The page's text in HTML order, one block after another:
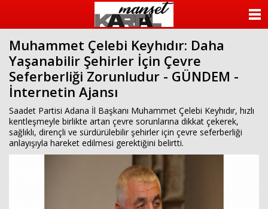
Muhammet Çelebi Keyhıdır: Daha
Yaşanabilir Şehirler İçin Çevre
Seferberliği Zorunludur - GÜNDEM -
İnternetin Ajansı
Saadet Partisi Adana İl Başkanı Muhammet Çelebi Keyhıdır, hızlı
kentleşmeyle birlikte artan çevre sorunlarına dikkat çekerek,
sağlıklı, dirençli ve sürdürülebilir şehirler için çevre seferberliği
anlayışıyla hareket edilmesi gerektiğini belirtti.
KATEGORİLER
YAZARLAR
FOTO GALERİ